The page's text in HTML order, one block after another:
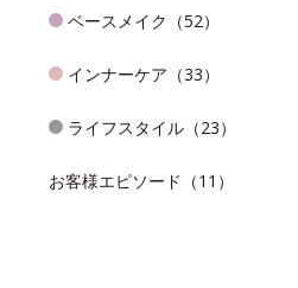
ベースメイク（52）
インナーケア（33）
ライフスタイル（23）
お客様エピソード（11）